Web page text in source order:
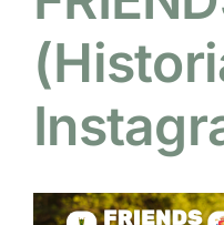
NOTICIAS
HAZTE SOCIO
OFERTAS